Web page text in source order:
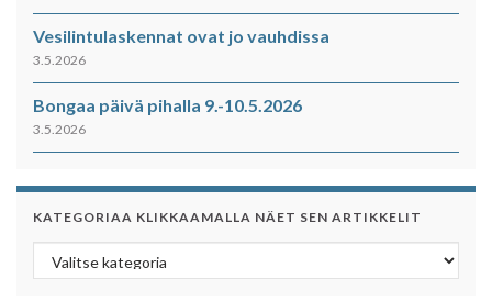
Vesilintulaskennat ovat jo vauhdissa
3.5.2026
Bongaa päivä pihalla 9.-10.5.2026
3.5.2026
KATEGORIAA KLIKKAAMALLA NÄET SEN ARTIKKELIT
Kategoriaa klikkaamalla näet sen artikkelit